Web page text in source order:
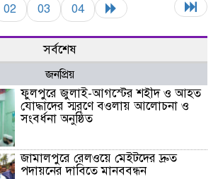
02 03 04
সর্বশেষ
জনপ্রিয়
ফুলপুরে জুলাই-আগস্টের শহীদ ও আহত
যোদ্ধাদের স্মরণে বওলায় আলোচনা ও
সংবর্ধনা অনুষ্ঠিত
জামালপুরে রেলওয়ে মেইটদের দ্রুত
পদায়নের দাবিতে মানববন্ধন